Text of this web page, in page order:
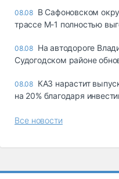
08.08 В Сафоновском
трассе М-1 полностью
08.08 На автодороге
Судогодском районе
08.08 КАЗ нарастит
на 20% благодаря
Все новости